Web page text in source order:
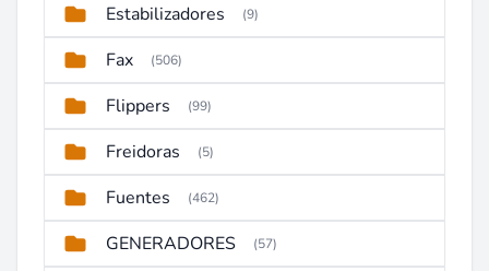
Estabilizadores (9)
Fax (506)
Flippers (99)
Freidoras (5)
Fuentes (462)
GENERADORES (57)